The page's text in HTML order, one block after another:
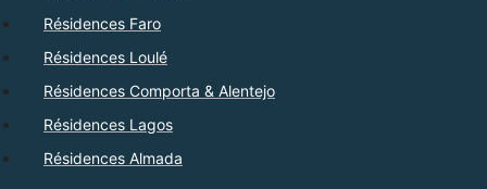
Résidences Faro
Résidences Loulé
Résidences Comporta & Alentejo
Résidences Lagos
Résidences Almada